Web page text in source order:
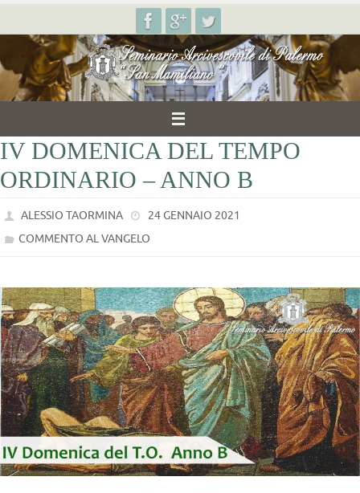
contenuto
IV DOMENICA DEL TEMPO
ORDINARIO – ANNO B
ALESSIO TAORMINA
24 GENNAIO 2021
COMMENTO AL VANGELO